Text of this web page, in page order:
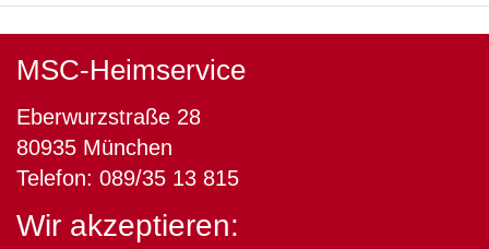
MSC-Heimservice
Eberwurzstraße 28
80935 München
Telefon: 089/35 13 815
Wir akzeptieren: